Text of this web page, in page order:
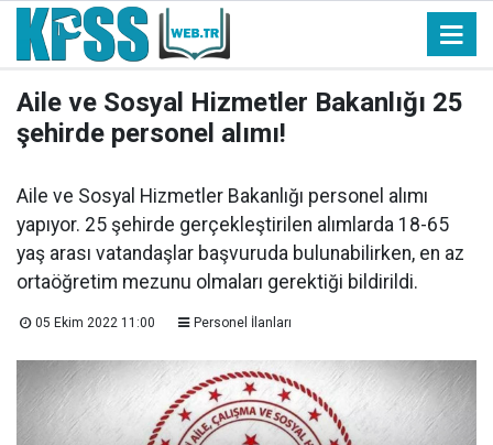
Aile ve Sosyal Hizmetler Bakanlığı 25
şehirde personel alımı!
Aile ve Sosyal Hizmetler Bakanlığı personel alımı
yapıyor. 25 şehirde gerçekleştirilen alımlarda 18-65
yaş arası vatandaşlar başvuruda bulunabilirken, en az
ortaöğretim mezunu olmaları gerektiği bildirildi.
05 Ekim 2022 11:00 Personel İlanları